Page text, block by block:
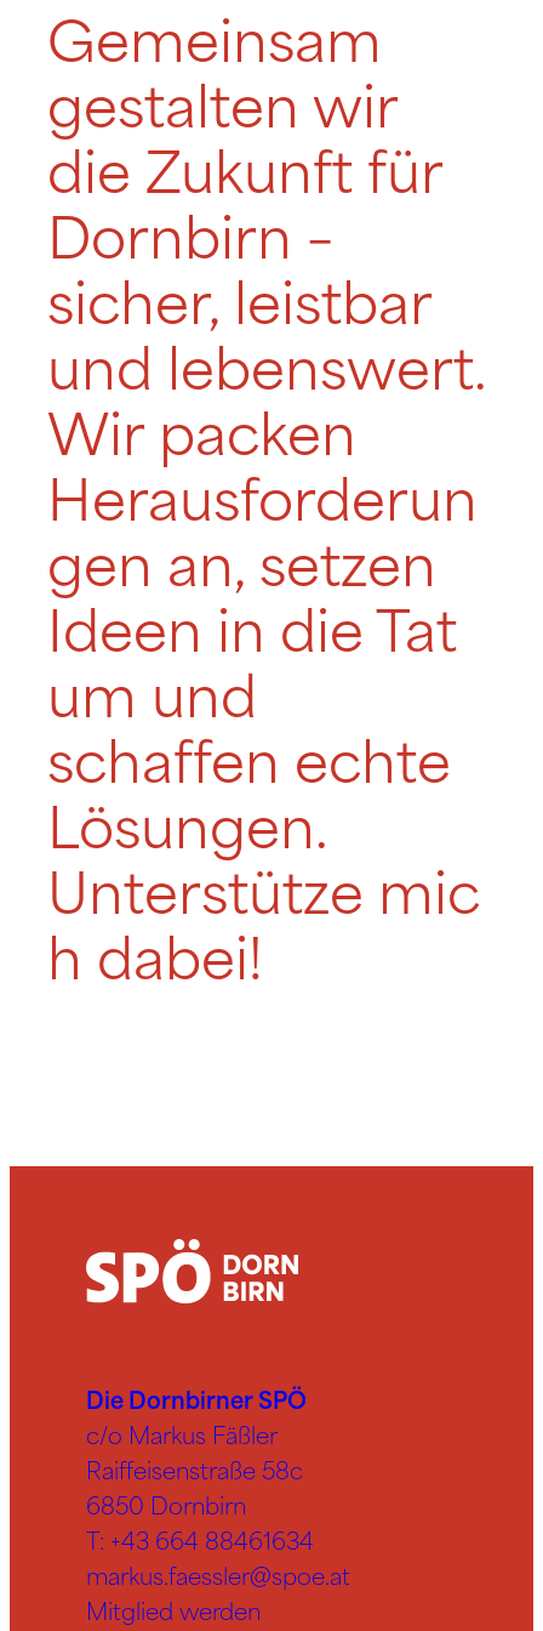
Gemeinsam
gestalten wir
die Zukunft für
Dornbirn –
sicher, leistbar
und lebenswert.
Wir packen
Herausforderun
gen an, setzen
Ideen in die Tat
um und
schaffen echte
Lösungen.
Unterstütze mic
h dabei!
Die Dornbirner SPÖ
c/o Markus Fäßler
Raiffeisenstraße 58c
6850 Dornbirn
T: +43 664 88461634
markus.faessler@spoe.at
Mitglied werden